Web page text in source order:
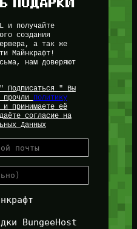
и получайте
создания
а так же
Майнкрафт!
нам доверяют
Подписаться " Вы
прочли
Политику
принимаете её
согласие на
Данных
BungeeHost